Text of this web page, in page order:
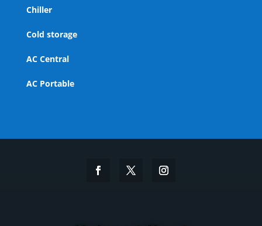
Chiller
Cold storage
AC Central
AC Portable